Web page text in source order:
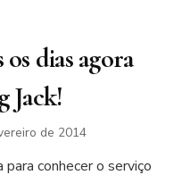
dias agora
Jack!
de 2014
para conhecer o serviço